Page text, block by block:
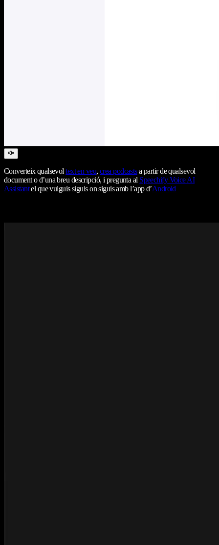
Converteix qualsevoltext en veu, crea podcastsa partir de qualsevol
document o d’una breu descripció, i pregunta al Speechify Voice AI
Assistantel que vulguis siguis on siguis amb l’app d’Android